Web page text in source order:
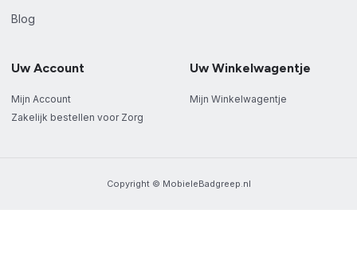
Blog
Uw Account
Mijn Account
Zakelijk bestellen voor Zorg
Uw Winkelwagentje
Mijn Winkelwagentje
Copyright © MobieleBadgreep.nl